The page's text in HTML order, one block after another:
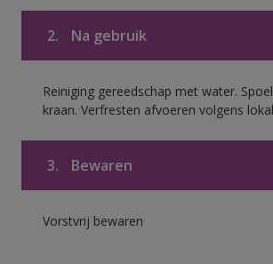
2. Na gebruik
Reiniging gereedschap met water.
kraan. Verfresten afvoeren volgens
3. Bewaren
Vorstvrij bewaren